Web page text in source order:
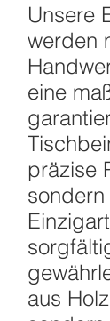
Unsere
werden
eine
präzise
aus